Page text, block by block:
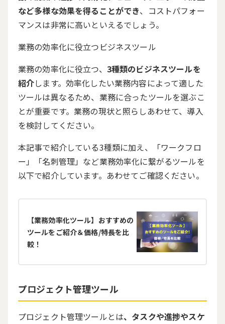
など多様な効果を得ることができ、コストパフォー
マンスは非常に高いといえるでしょう。
業務の効率化に役立つビジネスツール
業務の効率化に役立つ、 3種類のビジネスツールを
紹介します。効率化したい業務内容によって適した
ツールは異なるため、業務に合ったツールを選ぶこ
とが重要です。業務の現状と照らしあわせて、導入
を検討してください。
本記事で紹介している3種類に加え、「ワークフロ
ー」「名刺管理」など業務効率化に繋がるツールを
以下で紹介しています。あわせてご確認ください。
【業務効率化ツール】おすすめの
ツールをご紹介＆価格/特長を比
較！
プロジェクト管理ツール
プロジェクト管理ツールとは、タスクや進捗やスケ